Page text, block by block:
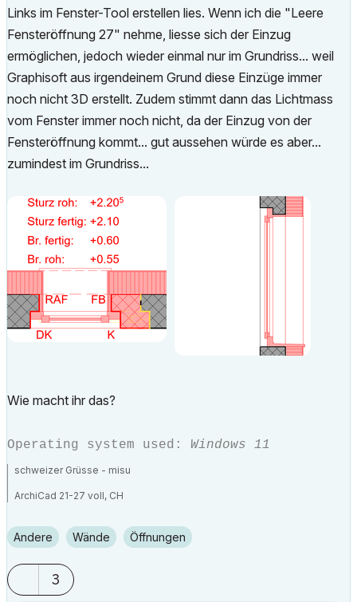
Links im Fenster-Tool erstellen lies. Wenn ich die "Leere
Fensteröffnung 27" nehme, liesse sich der Einzug
ermöglichen, jedoch wieder einmal nur im Grundriss... weil
Graphisoft aus irgendeinem Grund diese Einzüge immer
noch nicht 3D erstellt. Zudem stimmt dann das Lichtmass
vom Fenster immer noch nicht, da der Einzug von der
Fensteröffnung kommt... gut aussehen würde es aber...
zumindest im Grundriss...
Wie macht ihr das?
Operating system used: Windows 11
schweizer Grüsse - misu
ArchiCad 21-27 voll, CH
Andere Wände Öffnungen
3